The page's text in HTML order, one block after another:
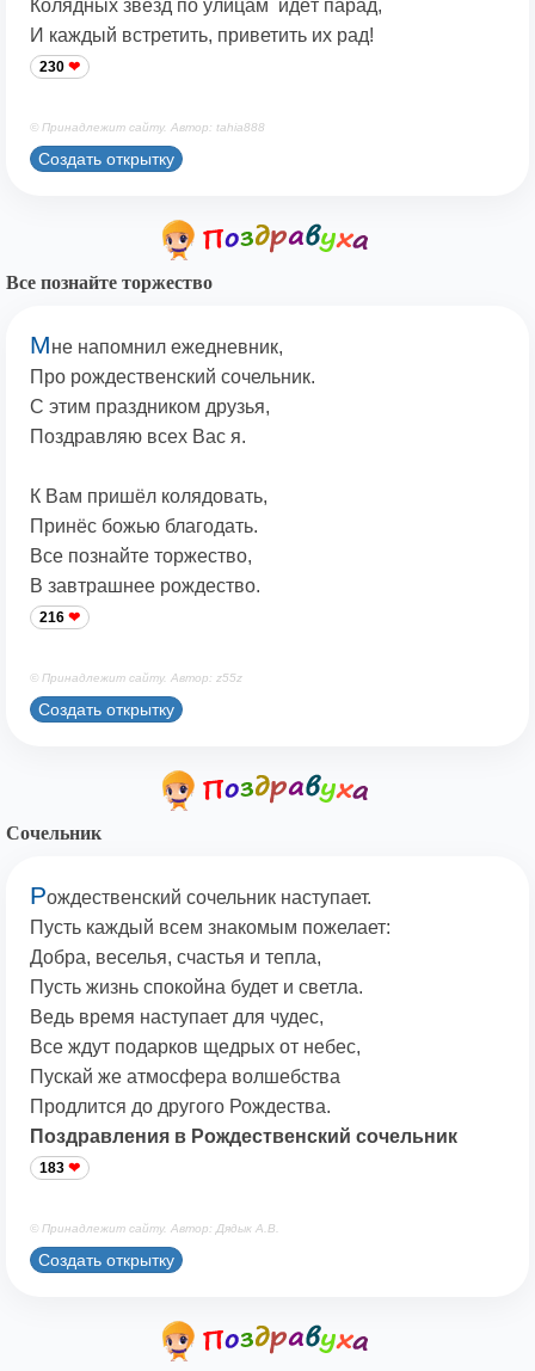
Колядных звёзд по улицам идёт парад,
И каждый встретить, приветить их рад!
230
© Принадлежит сайту. Автор: tahia888
Создать открытку
Все познайте торжество
Мне напомнил ежедневник,
Про рождественский сочельник.
С этим праздником друзья,
Поздравляю всех Вас я.
К Вам пришёл колядовать,
Принёс божью благодать.
Все познайте торжество,
В завтрашнее рождество.
216
© Принадлежит сайту. Автор: z55z
Создать открытку
Сочельник
Рождественский сочельник наступает.
Пусть каждый всем знакомым пожелает:
Добра, веселья, счастья и тепла,
Пусть жизнь спокойна будет и светла.
Ведь время наступает для чудес,
Все ждут подарков щедрых от небес,
Пускай же атмосфера волшебства
Продлится до другого Рождества.
Поздравления в Рождественский сочельник
183
© Принадлежит сайту. Автор: Дядык А.В.
Создать открытку